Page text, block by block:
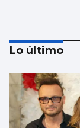
Lo último